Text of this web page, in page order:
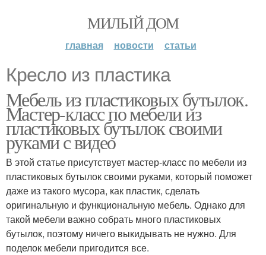
МИЛЫЙ ДОМ
главная новости статьи
Кресло из пластика
Мебель из пластиковых бутылок.
Мастер-класс по мебели из
пластиковых бутылок своими
руками с видео
В этой статье присутствует мастер-класс по мебели из
пластиковых бутылок своими руками, который поможет
даже из такого мусора, как пластик, сделать
оригинальную и функциональную мебель. Однако для
такой мебели важно собрать много пластиковых
бутылок, поэтому ничего выкидывать не нужно. Для
поделок мебели пригодится все.